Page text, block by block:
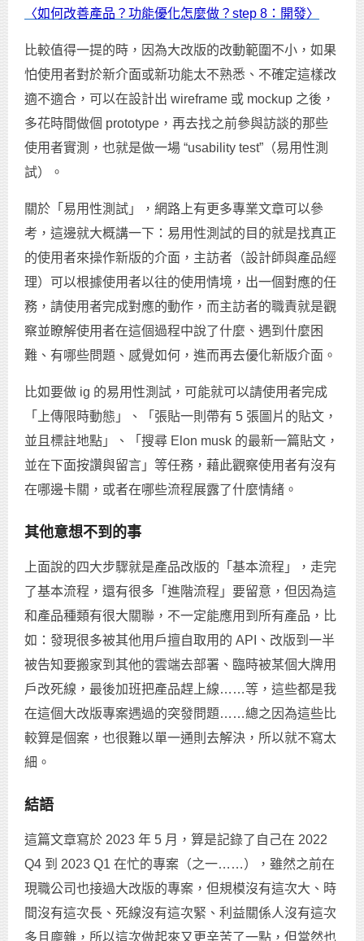
〈如何改善產品？功能優化怎麼做？step 8：開發〉
比較值得一提的時，因為大改版的改動範圍不小，如果
怕使用者對於新介面或新功能太不熟悉、不確定這樣改
適不適合，可以在設計出 wireframe 或 mockup 之後，
多花時間做個 prototype，再去找之前參與訪談的那些
使用者實測，也就是做一場 “usability test”（易用性測
試）。
關於「易用性測試」，網路上有更多專業文章可以參
考，這邊就大概講一下：易用性測試的目的就是找真正
的使用者來操作新版的介面，主訪者（設計師與產品經
理）可以根據使用者以往的使用情境，出一個對應的任
務，請使用者完成對應的動作，而主訪者的職責就是觀
察並瞭解使用者在這個過程中說了什麼、遇到什麼困
難、有哪些問題、感覺如何，進而再去優化新版介面。
比如要做 ig 的易用性測試，可能就可以請使用者完成
「上傳限時動態」、「張貼一則帶有 5 張圖片的貼文，
並且標註地點」、「搜尋 Elon musk 的最新一篇貼文，
並在下面按讚與留言」等任務，藉此觀察使用者有沒有
在哪邊卡關，或者在哪些流程展露了什麼情緒。
其他意想不到的事
上面說的四大步驟就是產品改版的「基本流程」，走完
了基本流程，還有很多「進階流程」要留意，但因為這
和產品種類有很大關聯，不一定能應用到所有產品，比
如：發現很多被其他用戶擅自取用的 API、改版到一半
被告知要搬家到其他的雲端去部署、臨時被某個大牌用
戶改死線，最後加班把產品趕上線……等，這些都是我
在這個大改版專案遇過的突發問題……總之因為這些比
較算是個案，也很難以單一通則去解決，所以就不寫太
細。
結語
這篇文章寫於 2023 年 5 月，算是記錄了自己在 2022
Q4 到 2023 Q1 在忙的專案（之一……），雖然之前在
現職公司也接過大改版的專案，但規模沒有這次大、時
間沒有這次長、死線沒有這次緊、利益關係人沒有這次
多且龐雜，所以這次做起來又更辛苦了一點，但當然也